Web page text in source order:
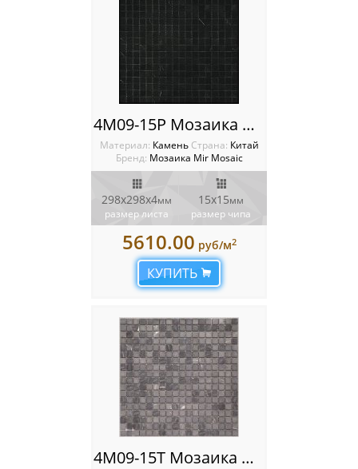
4M09-15P Мозаика Mir Mosaic
Материал: Камень Cтрана: Китай
Бренд: Мозаика Mir Mosaic
298х298х4мм
размер листа
15х15мм
размер чипа
5610.00 руб/м2
КУПИТЬ
4M09-15T Мозаика Mir Mosaic